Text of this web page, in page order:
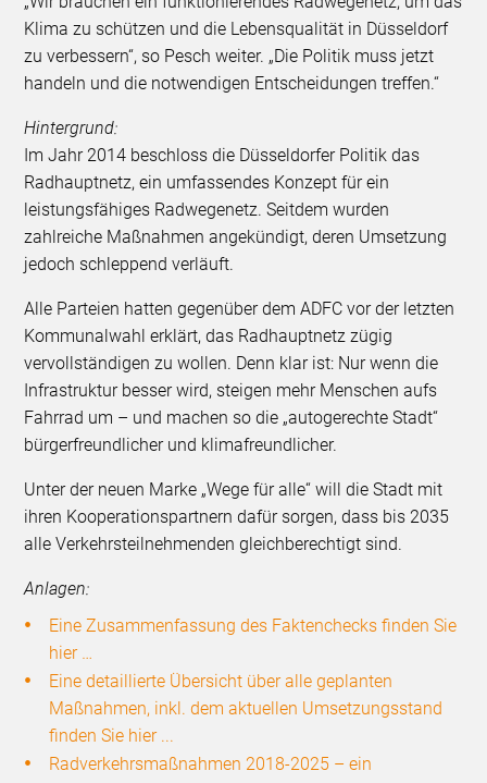
Klima zu schützen und die Lebensqualität in Düsseldorf
zu verbessern“, so Pesch weiter. „Die Politik muss jetzt
handeln und die notwendigen Entscheidungen treffen.“
Hintergrund:
Im Jahr 2014 beschloss die Düsseldorfer Politik das
Radhauptnetz, ein umfassendes Konzept für ein
leistungsfähiges Radwegenetz. Seitdem wurden
zahlreiche Maßnahmen angekündigt, deren Umsetzung
jedoch schleppend verläuft.
Alle Parteien hatten gegenüber dem ADFC vor der letzten
Kommunalwahl erklärt, das Radhauptnetz zügig
vervollständigen zu wollen. Denn klar ist: Nur wenn die
Infrastruktur besser wird, steigen mehr Menschen aufs
Fahrrad um – und machen so die „autogerechte Stadt“
bürgerfreundlicher und klimafreundlicher.
Unter der neuen Marke „Wege für alle“ will die Stadt mit
ihren Kooperationspartnern dafür sorgen, dass bis 2035
alle Verkehrsteilnehmenden gleichberechtigt sind.
Anlagen:
Eine Zusammenfassung des Faktenchecks finden Sie
hier …
Eine detaillierte Übersicht über alle geplanten
Maßnahmen, inkl. dem aktuellen Umsetzungsstand
finden Sie hier ...
Radverkehrsmaßnahmen 2018-2025 – ein